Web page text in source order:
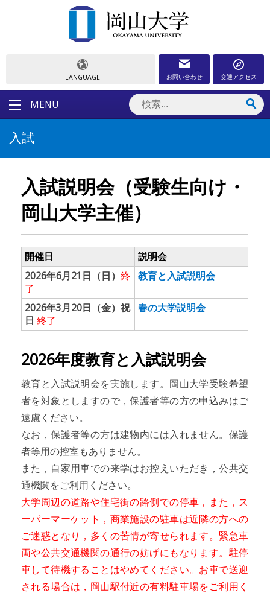
LANGUAGE お問い合わせ 交通アクセス
MENU
入試
入試説明会（受験生向け・
岡山大学主催）
開催日
説明会
2026年6月21日（日） 終
了
教育と入試説明会
2026年3月20日（金）祝
日 終了
春の大学説明会
2026年度教育と入試説明会
教育と入試説明会を実施します。岡山大学受験希望
者を対象としますので，保護者等の方の申込みはご
遠慮ください。
なお，保護者等の方は建物内には入れません。保護
者等用の控室もありません。
また，自家用車での来学はお控えいただき，公共交
通機関をご利用ください。
大学周辺の道路や住宅街の路側での停車，また，ス
ーパーマーケット，商業施設の駐車は近隣の方への
ご迷惑となり，多くの苦情が寄せられます。緊急車
両や公共交通機関の通行の妨げにもなります。駐停
車して待機することはやめてください。お車で送迎
される場合は，岡山駅付近の有料駐車場をご利用く